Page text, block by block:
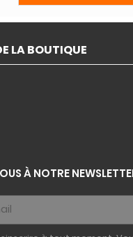
LA BOUTIQUE
À NOTRE